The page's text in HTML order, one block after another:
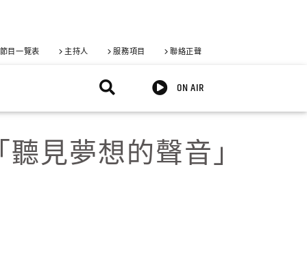
節目一覽表 主持人 服務項目 聯絡正聲
ON AIR
見夢想的聲音」